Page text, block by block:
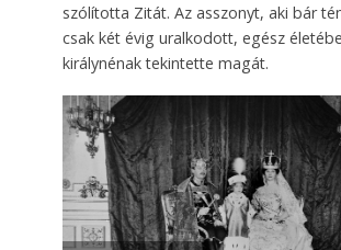
szólította Zitát. Az asszonyt, aki bár
csak két évig uralkodott, egész
királynénak tekintette magát.